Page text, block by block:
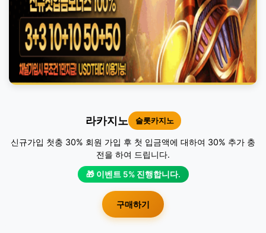
라카지노 슬롯카지노
신규가입 첫충 30% 회원 가입 후 첫 입금액에 대하여 30% 추가 충
전을 하여 드립니다.
🎁 이벤트 5% 진행합니다.
구매하기